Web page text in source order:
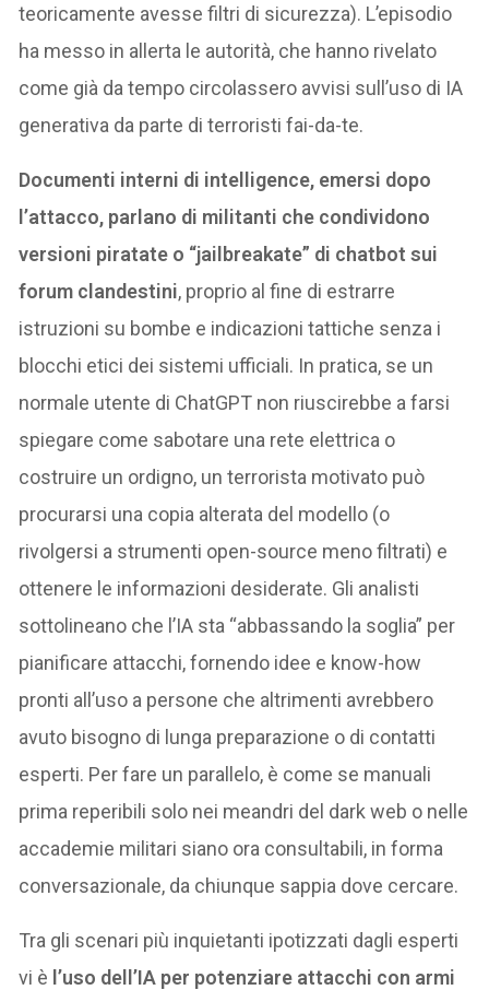
teoricamente avesse filtri di sicurezza). L’episodio
ha messo in allerta le autorità, che hanno rivelato
come già da tempo circolassero avvisi sull’uso di IA
generativa da parte di terroristi fai-da-te.
Documenti interni di intelligence, emersi dopo
l’attacco, parlano di militanti che condividono
versioni piratate o “jailbreakate” di chatbot sui
forum clandestini, proprio al fine di estrarre
istruzioni su bombe e indicazioni tattiche senza i
blocchi etici dei sistemi ufficiali. In pratica, se un
normale utente di ChatGPT non riuscirebbe a farsi
spiegare come sabotare una rete elettrica o
costruire un ordigno, un terrorista motivato può
procurarsi una copia alterata del modello (o
rivolgersi a strumenti open-source meno filtrati) e
ottenere le informazioni desiderate. Gli analisti
sottolineano che l’IA sta “abbassando la soglia” per
pianificare attacchi, fornendo idee e know-how
pronti all’uso a persone che altrimenti avrebbero
avuto bisogno di lunga preparazione o di contatti
esperti. Per fare un parallelo, è come se manuali
prima reperibili solo nei meandri del dark web o nelle
accademie militari siano ora consultabili, in forma
conversazionale, da chiunque sappia dove cercare.
Tra gli scenari più inquietanti ipotizzati dagli esperti
vi è l’uso dell’IA per potenziare attacchi con armi